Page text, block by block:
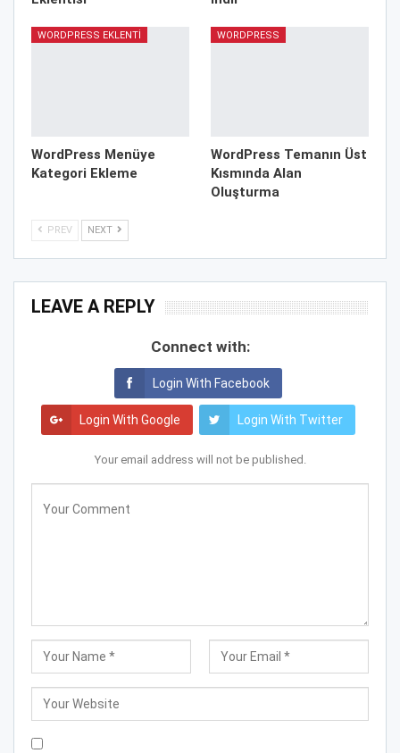
WORDPRESS EKLENTI
WordPress Menüye
Kategori Ekleme
WORDPRESS
WordPress Temanın Üst
Kısmında Alan
Oluşturma
PREV NEXT
LEAVE A REPLY
Connect with:
Login With Facebook
Login With Google Login With Twitter
Your email address will not be published.